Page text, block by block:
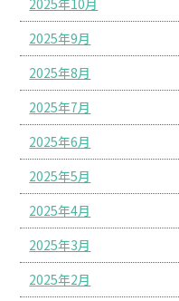
2025年10月
2025年9月
2025年8月
2025年7月
2025年6月
2025年5月
2025年4月
2025年3月
2025年2月